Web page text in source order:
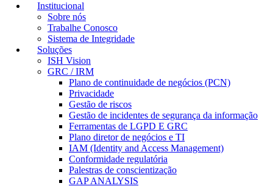
Institucional
Sobre nós
Trabalhe Conosco
Sistema de Integridade
Soluções
ISH Vision
GRC / IRM
Plano de continuidade de negócios (PCN)
Privacidade
Gestão de riscos
Gestão de incidentes de segurança da informação
Ferramentas de LGPD E GRC
Plano diretor de negócios e TI
IAM (Identity and Access Management)
Conformidade regulatória
Palestras de conscientização
GAP ANALYSIS